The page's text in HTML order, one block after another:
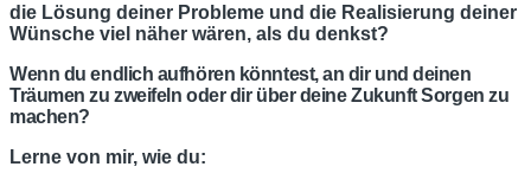
die Lösung deiner Probleme und die Realisierung deiner
Wünsche viel näher wären, als du denkst?
Wenn du endlich aufhören könntest, an dir und deinen
Träumen zu zweifeln oder dir über deine Zukunft Sorgen zu
machen?
Lerne von mir, wie du: